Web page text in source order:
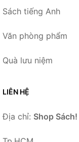
Sách tiếng Anh
Văn phòng phẩm
Quà lưu niệm
LIÊN HỆ
Địa chỉ: Shop Sách!